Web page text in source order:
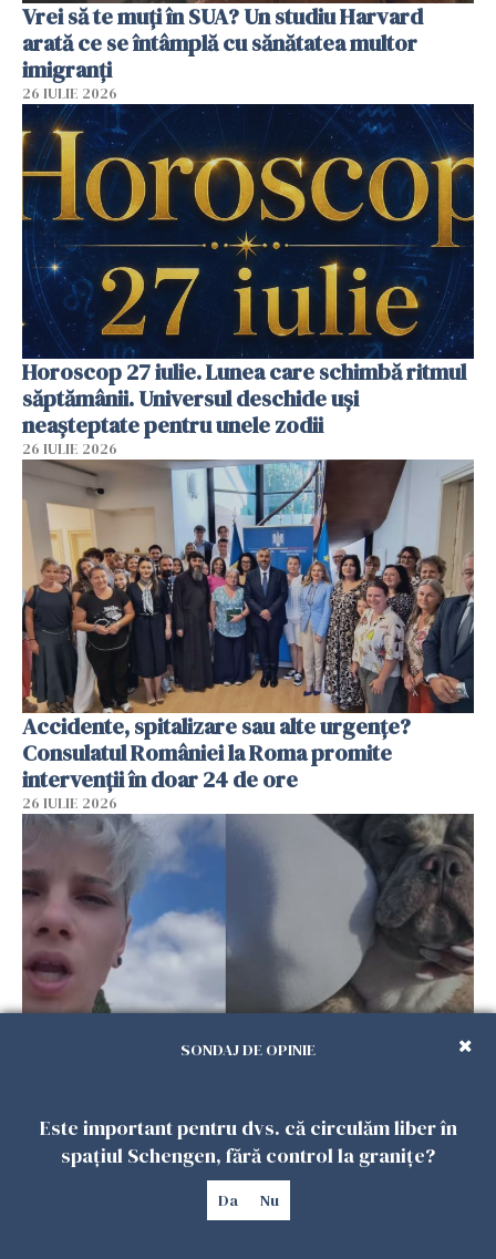
Vrei să te muți în SUA? Un studiu Harvard
arată ce se întâmplă cu sănătatea multor
imigranți
26 IULIE 2026
Horoscop 27 iulie. Lunea care schimbă ritmul
săptămânii. Universul deschide uși
neașteptate pentru unele zodii
26 IULIE 2026
Accidente, spitalizare sau alte urgențe?
Consulatul României la Roma promite
intervenții în doar 24 de ore
26 IULIE 2026
dezbateri aprinse
25 IULIE 2026
SONDAJ DE OPINIE
Este important pentru dvs. că circulăm liber în
spațiul Schengen, fără control la granițe?
Da Nu